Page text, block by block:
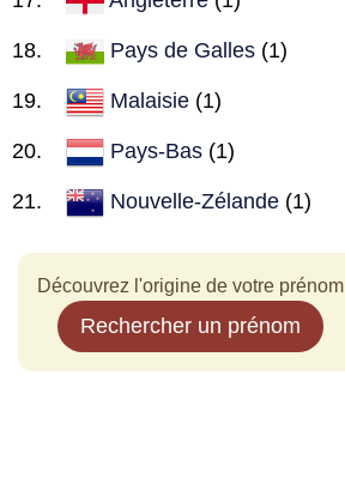
Pays de Galles (1)
Malaisie (1)
Pays-Bas (1)
Nouvelle-Zélande (1)
Découvrez l'origine de votre prénom
Rechercher un prénom